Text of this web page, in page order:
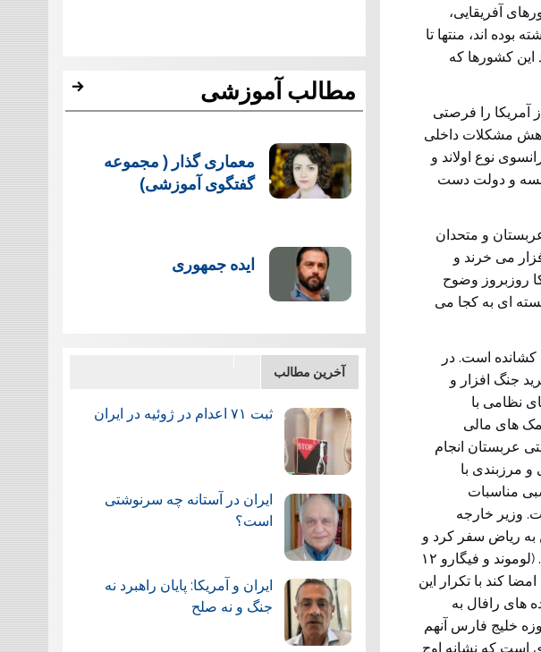
آفريقايی،
اند، منتها تا
اين کشورها که
آمريکا را فرصتی
مشکلات داخلی
نوع اولاند و
و دولت دست
و متحدان
می خرند و
روزبروز وضوح
ای به کجا می
کشانده است. در
جنگ افزار و
نظامی با
از کمک های مالی
عربستان انجام
مرزبندی با
مناسبات
وزير خارجه
به رياض سفر کرد و
در آنجا اعلام داشت که: آمده ايم تا به شما بگوييم که فرانسه در مساله يمن در کنار شما ايستاده است. (لوموند و فيگارو ۱۲
نامه فروش ۲۴ رافال را با امارات امضا کند با تکرار اين
های رافال به
خليج فارس آنهم
است که نشانه اوج
مطالب آموزشی
معماری گذار ( مجموعه
گفتگوی آموزشی)
ایده جمهوری
آخرین مطالب
ثبت ۷۱ اعدام در ژوئيه در ایران
ایران در آستانه چه سرنوشتی
است؟
ایران و آمریکا: پایان راهبرد نه
جنگ و نه صلح